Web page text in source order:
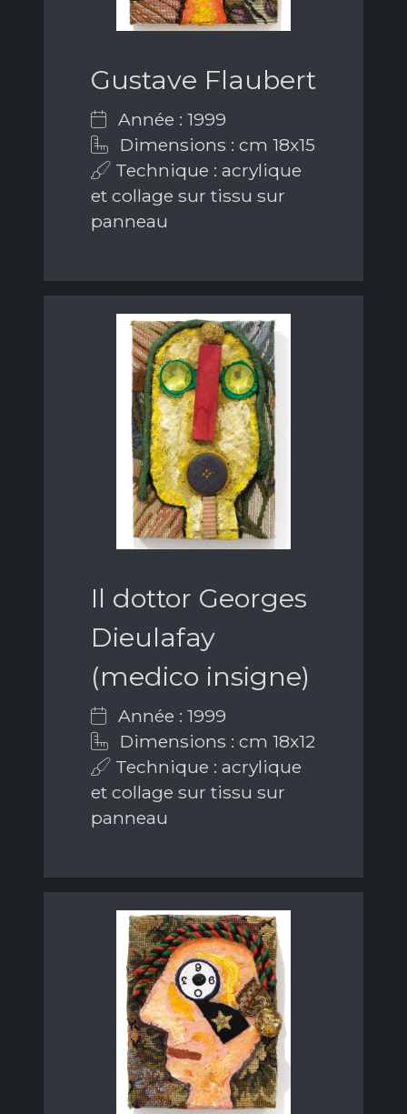
Gustave Flaubert
Année : 1999
Dimensions : cm 18x15
Technique : acrylique
et collage sur tissu sur
panneau
Il dottor Georges
Dieulafay
(medico insigne)
Année : 1999
Dimensions : cm 18x12
Technique : acrylique
et collage sur tissu sur
panneau